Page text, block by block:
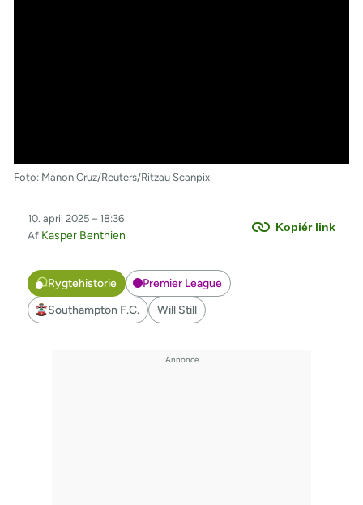
Foto: Manon Cruz/Reuters/Ritzau Scanpix
Kopiér link
10. april 2025 – 18:36
Af Kasper Benthien
Rygtehistorie
Premier League
Southampton F.C.
Will Still